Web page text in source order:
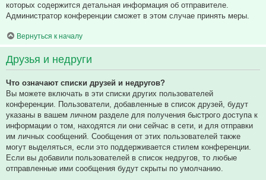
которых содержится детальная информация об отправителе.
Администратор конференции сможет в этом случае принять меры.
Вернуться к началу
Друзья и недруги
Что означают списки друзей и недругов?
Вы можете включать в эти списки других пользователей
конференции. Пользователи, добавленные в список друзей, будут
указаны в вашем личном разделе для получения быстрого доступа к
информации о том, находятся ли они сейчас в сети, и для отправки
им личных сообщений. Сообщения от этих пользователей также
могут выделяться, если это поддерживается стилем конференции.
Если вы добавили пользователей в список недругов, то любые
отправленные ими сообщения будут скрыты по умолчанию.